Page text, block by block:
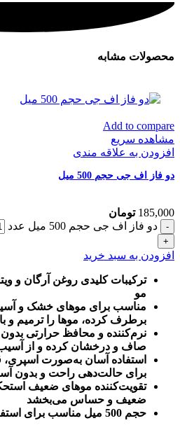
محصولات مشابه
Add to compare
مشاهده سریع
افزودن به علاقه مندی
دو فاز اف جی حجم 500 میل
185,000 تومان
دو فاز اف جی حجم 500 میل عدد
افزودن به سبد خرید
مو
مناسب برای موهای خشک و
برطرف کرده، موها را ترمیم و
نرم‌کننده و محافظ حرارتی بدون
صاف و درخشان کرده و از
استفاده آسان به‌صورت اسپری،
برای حالت‌دهی راحت و بدون
تقویت‌کننده موهای ضعیف
ضعیف و حساس می‌بخشد
حجم 500 میل مناسب برای استفاده طولانی‌مدت و حرفه‌ای